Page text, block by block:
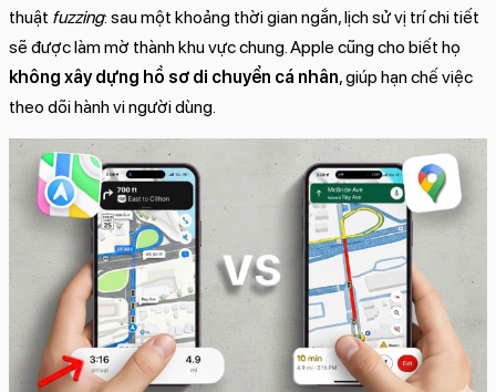
thuật fuzzing: sau một khoảng thời gian ngắn, lịch sử vị trí chi tiết
sẽ được làm mờ thành khu vực chung. Apple cũng cho biết họ
không xây dựng hồ sơ di chuyển cá nhân, giúp hạn chế việc
theo dõi hành vi người dùng.